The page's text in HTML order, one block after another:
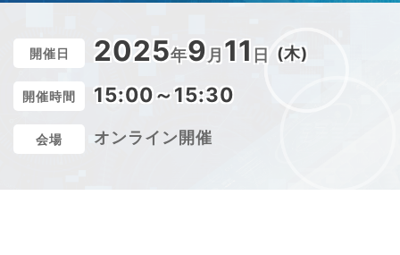
開催日 2025年9 月 11 日 (木)
開催時間 15:00～15:30
会場 オンライン開催